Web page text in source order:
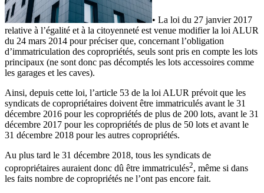
• La loi du 27 janvier 2017
relative à l’égalité et à la citoyenneté est venue modifier la loi ALUR
du 24 mars 2014 pour préciser que, concernant l’obligation
d’immatriculation des copropriétés, seuls sont pris en compte les lots
principaux (ne sont donc pas décomptés les lots accessoires comme
les garages et les caves).
Ainsi, depuis cette loi, l’article 53 de la loi ALUR prévoit que les
syndicats de copropriétaires doivent être immatriculés avant le 31
décembre 2016 pour les copropriétés de plus de 200 lots, avant le 31
décembre 2017 pour les copropriétés de plus de 50 lots et avant le
31 décembre 2018 pour les autres copropriétés.
Au plus tard le 31 décembre 2018, tous les syndicats de
copropriétaires auraient donc dû être immatriculés2, même si dans
les faits nombre de copropriétés ne l’ont pas encore fait.